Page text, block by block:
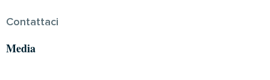
Contattaci
Media